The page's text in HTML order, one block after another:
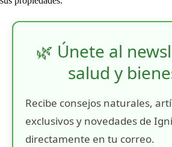
🌿 Únete al
salud y
Recibe consejos naturales,
exclusivos y novedades de
directamente en tu correo.